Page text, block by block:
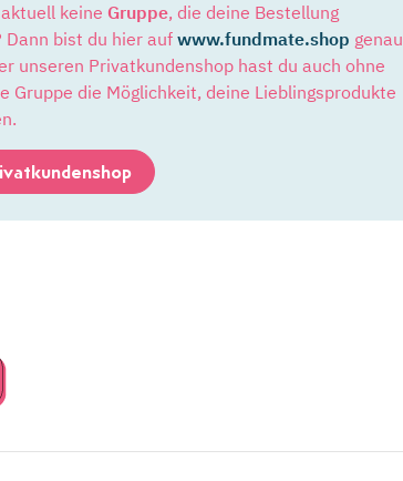
keine Gruppe, die deine Bestellung
bist du hier auf www.fundmate.shop genau
unseren Privatkundenshop hast du auch ohne
Gruppe die Möglichkeit, deine Lieblingsprodukte